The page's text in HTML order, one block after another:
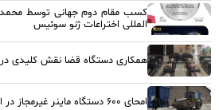
کسب مقام دوم جهانی توسط محمد
المللی اختراعات ژنو سوئیس
همکاری دستگاه قضا نقش کلیدی
امحای ۶۰۰ دستگاه ماینر غیرمجاز در استان مرکزی